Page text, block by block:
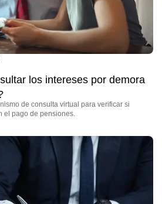
los intereses por demora
de consulta virtual para verificar si
el pago de pensiones.